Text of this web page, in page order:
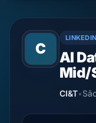
C
LINKEDIN
AI
Mid/
CI&T•